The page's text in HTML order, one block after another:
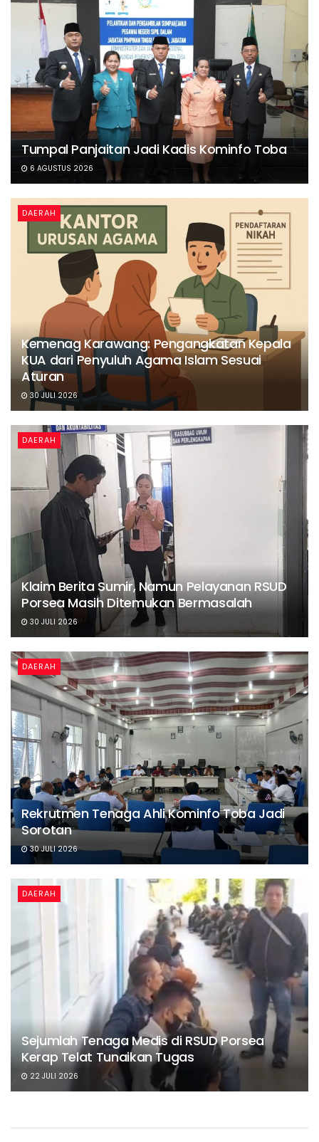
Tumpal Panjaitan Jadi Kadis Kominfo Toba
6 AGUSTUS 2026
DAERAH
Kemenag Karawang: Pengangkatan Kepala
KUA dari Penyuluh Agama Islam Sesuai
Aturan
30 JULI 2026
DAERAH
Klaim Berita Sumir, Namun Pelayanan RSUD
Porsea Masih Ditemukan Bermasalah
30 JULI 2026
DAERAH
Rekrutmen Tenaga Ahli Kominfo Toba Jadi
Sorotan
30 JULI 2026
DAERAH
Sejumlah Tenaga Medis di RSUD Porsea
Kerap Telat Tunaikan Tugas
22 JULI 2026